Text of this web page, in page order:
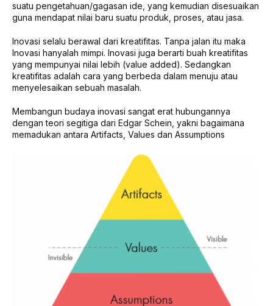
suatu pengetahuan/gagasan ide, yang kemudian disesuaikan
guna mendapat nilai baru suatu produk, proses, atau jasa.
Inovasi selalu berawal dari kreatifitas. Tanpa jalan itu maka
Inovasi hanyalah mimpi. Inovasi juga berarti buah kreatifitas
yang mempunyai nilai lebih (value added). Sedangkan
kreatifitas adalah cara yang berbeda dalam menuju atau
menyelesaikan sebuah masalah.
Membangun budaya inovasi sangat erat hubungannya
dengan teori segitiga dari Edgar Schein, yakni bagaimana
memadukan antara Artifacts, Values dan Assumptions